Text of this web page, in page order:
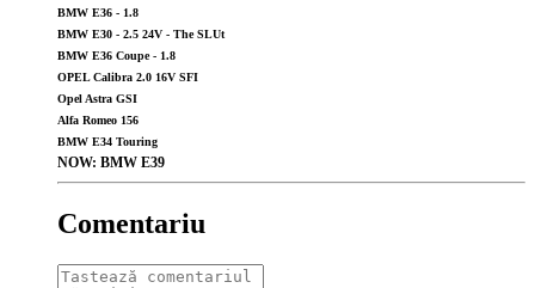
BMW E36 - 1.8
BMW E30 - 2.5 24V - The SLUt
BMW E36 Coupe - 1.8
OPEL Calibra 2.0 16V SFI
Opel Astra GSI
Alfa Romeo 156
BMW E34 Touring
NOW: BMW E39
Comentariu